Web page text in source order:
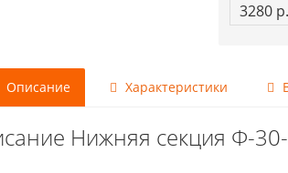
3280 р.
Описание Характеристики
Нижняя секция Ф-